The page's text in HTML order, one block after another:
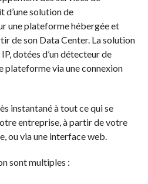
d’une solution de
une plateforme hébergée et
de son Data Center. La solution
dotées d’un détecteur de
plateforme via une connexion
instantané à tout ce qui se
entreprise, à partir de votre
ou via une interface web.
sont multiples :